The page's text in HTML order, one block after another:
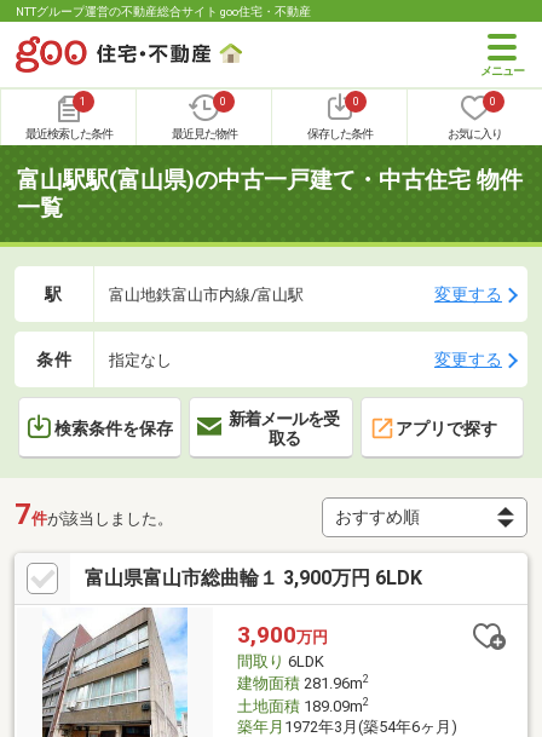
NTTグループ運営の不動産総合サイト goo住宅・不動産
1
最近検索した条件
0
最近見た物件
0
保存した条件
0
お気に入り
富山駅駅(富山県)の中古一戸建て・中古住宅 物件
一覧
駅 富山地鉄富山市内線/富山駅 変更する
条件 指定なし 変更する
検索条件を保存
新着メールを受
取る
アプリで探す
7件が該当しました。
富山県富山市総曲輪１ 3,900万円 6LDK
3,900万円
間取り 6LDK
建物面積281.96m2
土地面積189.09m2
築年月 1972年3月(築54年6ヶ月)